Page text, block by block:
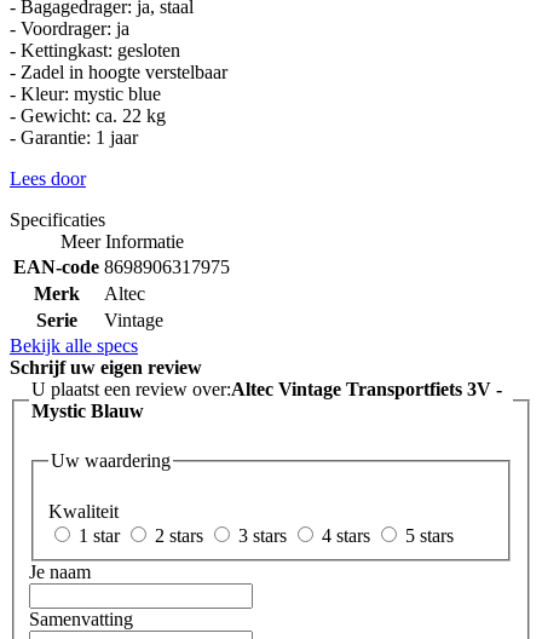
- Bagagedrager: ja, staal
- Voordrager: ja
- Kettingkast: gesloten
- Zadel in hoogte verstelbaar
- Kleur: mystic blue
- Gewicht: ca. 22 kg
- Garantie: 1 jaar
Lees door
Specificaties
Meer Informatie
EAN-code 8698906317975
Merk
Altec
Serie
Vintage
Bekijk alle specs
Schrijf uw eigen review
U plaatst een review over:Altec Vintage Transportfiets 3V -
Mystic Blauw
Uw waardering
Kwaliteit
1 star
2 stars 3 stars 4 stars
5 stars
Je naam
Samenvatting